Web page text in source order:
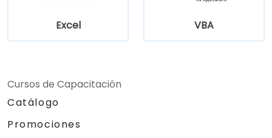
Excel VBA
Cursos de Capacitación
Catálogo
Promociones